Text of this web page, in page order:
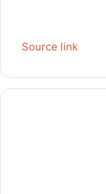
Source link